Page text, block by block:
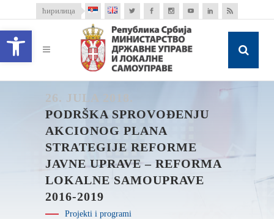
Open toolbar
ћирилица
26. JULA 2018.
PODRŠKA SPROVOĐENJU
AKCIONOG PLANA
STRATEGIJE REFORME
JAVNE UPRAVE – REFORMA
LOKALNE SAMOUPRAVE
2016-2019
Projekti i programi